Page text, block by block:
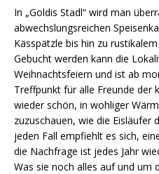
In „Goldis Stadl“ wird man
abwechslungsreichen
Kässpätzle bis hin zu
Gebucht werden kann die
Weihnachtsfeiern und ist ab
Treffpunkt für alle Freunde der
wieder schön, in wohliger
zuzuschauen, wie die Eisläufer
jeden Fall empfiehlt es sich,
die Nachfrage ist jedes Jahr
Was sie noch alles auf und um